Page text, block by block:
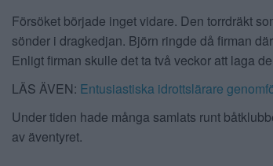
Försöket började inget vidare. Den torrdräkt
sönder i dragkedjan. Björn ringde då firman
Enligt firman skulle det ta två veckor att laga
LÄS ÄVEN: Entusiastiska idrottslärare
Under tiden hade många samlats runt
av äventyret.